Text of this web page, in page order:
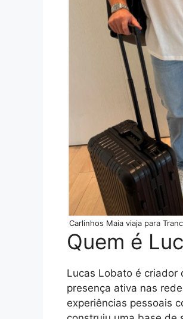
Carlinhos Maia viaja para
Quem é
Lucas Lobato é criador
presença ativa nas
experiências pessoais